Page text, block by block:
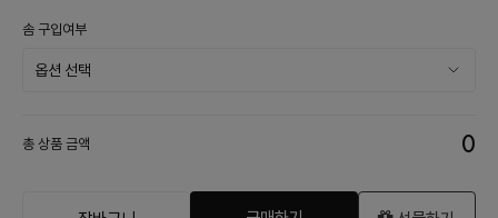
솜 구입여부
총 상품 금액 0